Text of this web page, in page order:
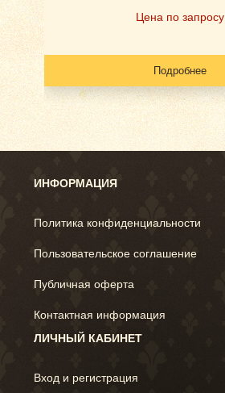
Цена по запросу
Подробнее
ИНФОРМАЦИЯ
Политика конфиденциальности
Пользовательское соглашение
Публичная оферта
Контактная информация
ЛИЧНЫЙ КАБИНЕТ
Вход и регистрация